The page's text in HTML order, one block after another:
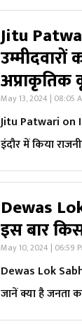
Jitu
अप्राकृतिक
May 13, 2024 | 08:05
Jitu Patwari on
इंदौर में किया
Dewas
इस बार
May 10, 2024 | 06:59
Dewas Lok
जानें क्या है जनता